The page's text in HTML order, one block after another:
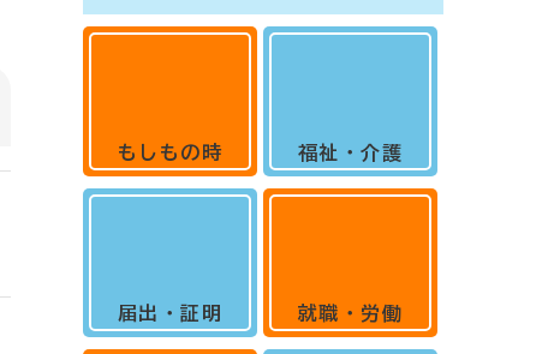
もしもの時
届出・証明
福祉・介護
就職・労働